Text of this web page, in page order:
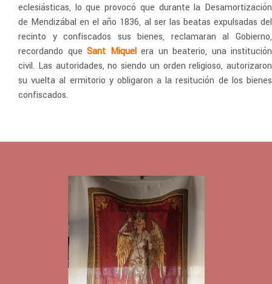
eclesiásticas, lo que provocó que durante la Desamortización
de Mendizábal en el año 1836, al ser las beatas expulsadas del
recinto y confiscados sus bienes, reclamaran al Gobierno,
recordando que Sant Miquelera un beaterio, una institución
civil. Las autoridades, no siendo un orden religioso, autorizaron
su vuelta al ermitorio y obligaron a la resitución de los bienes
confiscados.